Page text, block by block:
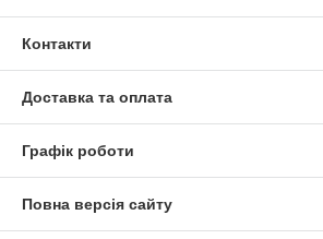
Контакти
Доставка та оплата
Графік роботи
Повна версія сайту